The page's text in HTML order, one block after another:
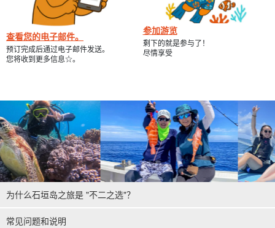
查看您的电子邮件。
预订完成后通过电子邮件发送。
您将收到更多信息☆。
参加游览
剩下的就是参与了！
尽情享受
为什么石垣岛之旅是 "不二之选"？
常见问题和说明